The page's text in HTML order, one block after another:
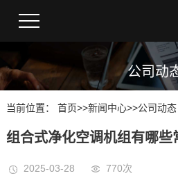
公司动
当前位置： 首页>>新闻中心>>公司动态
组合式净化空调机组有哪些
2025-03-28 770次